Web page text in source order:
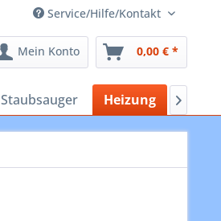
Service/Hilfe/Kontakt
Mein Konto 0,00 € *
Staubsauger Heizung 